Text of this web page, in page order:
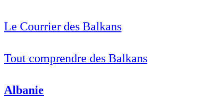
Le Courrier des Balkans
Tout comprendre des Balkans
Albanie